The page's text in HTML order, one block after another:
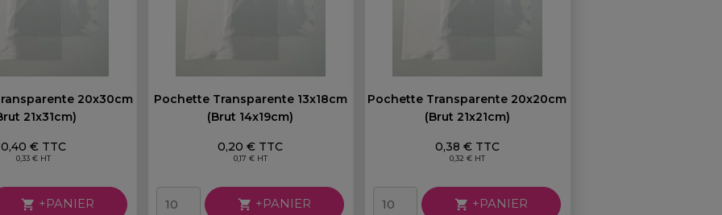
20x30cm
21x31cm)
0,40 € TTC
0,33 € HT
 +PANIER
Pochette Transparente 13x18cm
(brut 14x19cm)
0,20 € TTC
0,17 € HT
 +PANIER
Pochette Transparente 20x20cm
(brut 21x21cm)
0,38 € TTC
0,32 € HT
 +PANIER